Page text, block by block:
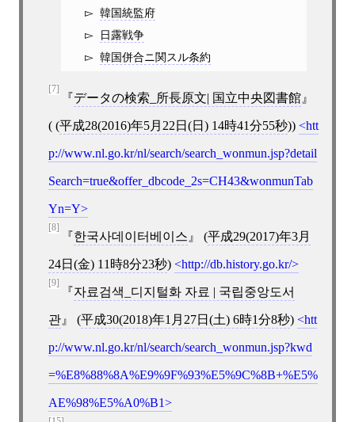
韓国統監府
日露戦争
韓国併合ニ関スル条約
[7]
データの検索_所長原文| 国立中央図書館
( (平成28(2016)年5月22日(日) 14時41分55秒)) htt
p://www.nl.go.kr/nl/search/search_wonmun.jsp?detail
Search=true&offer_dbcode_2s=CH43&wonmunTab
Yn=Y
[8]
한국사데이터베이스 (平成29(2017)年3月
24日(金) 11時8分23秒) http://db.history.go.kr/
[9]
자료검색_디지털화 자료 | 국립중앙도서
관 (平成30(2018)年1月27日(土) 6時1分8秒) htt
p://www.nl.go.kr/nl/search/search_wonmun.jsp?kwd
=%E8%88%8A%E9%9F%93%E5%9C%8B+%E5%
AE%98%E5%A0%B1